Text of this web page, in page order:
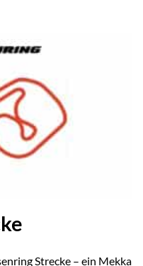
Strecke – ein Mekka